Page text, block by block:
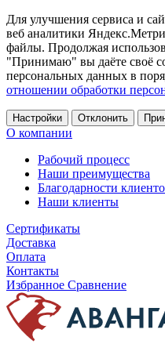
Для улучшения сервиса и
веб аналитики
файлы. Продолжая
"Принимаю" вы даёте своё
персональных данных в
отношении обработки
Настройки Отклонить
О компании
Рабочий процесс
Наши преимущества
Благодарности
Наши клиенты
Сертификаты
Доставка
Оплата
Контакты
Избранное Сравнение